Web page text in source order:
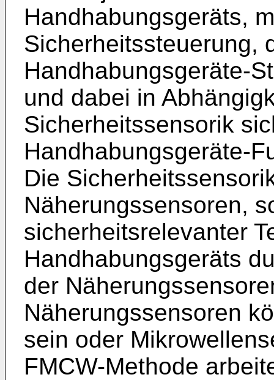
Handhabungsgeräts,
Sicherheitssteuerung,
Handhabungsgeräte-
und dabei in
Sicherheitssensorik
Handhabungsgeräte-
Die
Näherungssensoren,
sicherheitsrelevanter
Handhabungsgeräts
der
Näherungssensoren
sein oder
FMCW-Methode